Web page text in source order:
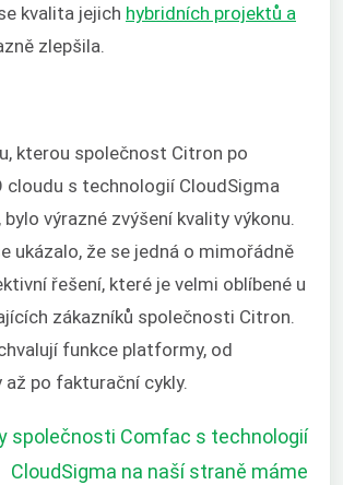
kvalita jejich hybridních projektů a
zlepšila.
kterou společnost Citron po
cloudu s technologií CloudSigma
bylo výrazné zvýšení kvality výkonu.
ukázalo, že se jedná o mimořádně
řešení, které je velmi oblíbené u
zákazníků společnosti Citron.
funkce platformy, od
po fakturační cykly.
společnosti Comfac s technologií
CloudSigma na naší straně máme